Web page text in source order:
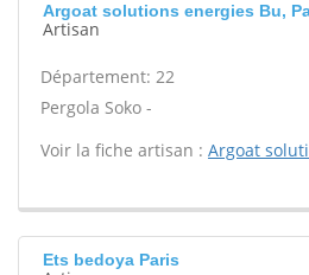
Argoat solutions energies Bu,
Artisan
Département: 22
Pergola Soko -
Voir la fiche artisan : Argoat
Ets bedoya Paris